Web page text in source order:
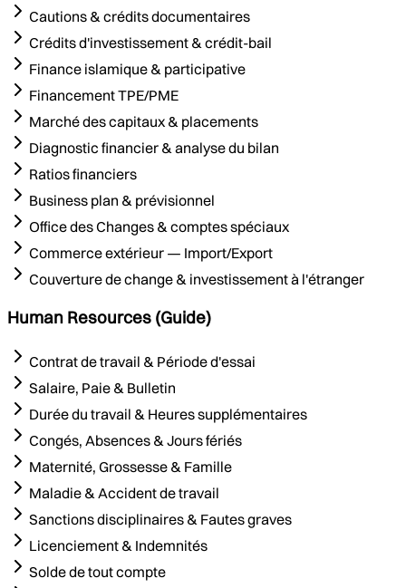
Cautions & crédits documentaires
Crédits d'investissement & crédit-bail
Finance islamique & participative
Financement TPE/PME
Marché des capitaux & placements
Diagnostic financier & analyse du bilan
Ratios financiers
Business plan & prévisionnel
Office des Changes & comptes spéciaux
Commerce extérieur — Import/Export
Couverture de change & investissement à l'étranger
Human Resources (Guide)
Contrat de travail & Période d'essai
Salaire, Paie & Bulletin
Durée du travail & Heures supplémentaires
Congés, Absences & Jours fériés
Maternité, Grossesse & Famille
Maladie & Accident de travail
Sanctions disciplinaires & Fautes graves
Licenciement & Indemnités
Solde de tout compte